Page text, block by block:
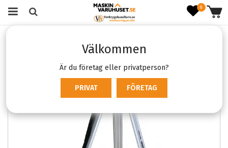
0
Välkommen
Är du företag eller privatperson?
PRIVAT FÖRETAG
Nedo aluminiumstativ